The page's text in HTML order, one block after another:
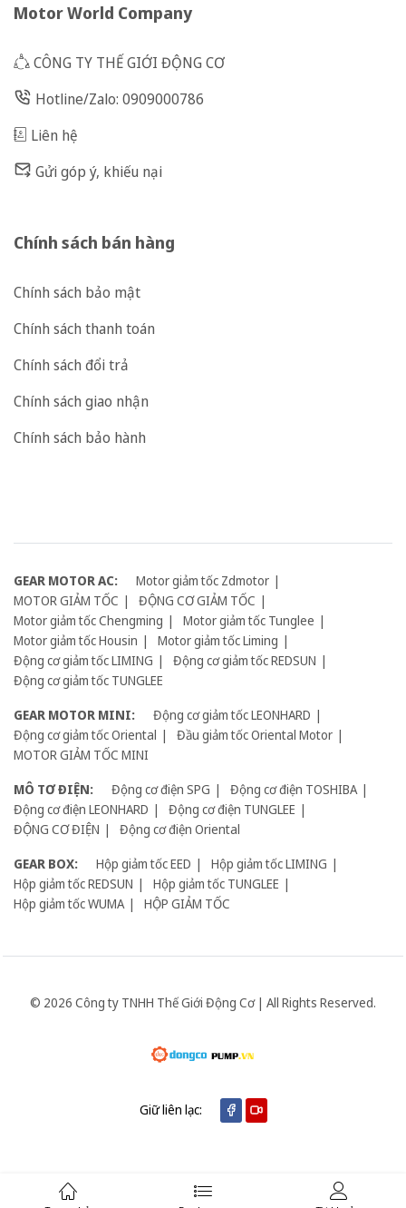
Motor World Company
CÔNG TY THẾ GIỚI ĐỘNG CƠ
Hotline/Zalo: 0909000786
Liên hệ
Gửi góp ý, khiếu nại
Chính sách bán hàng
Chính sách bảo mật
Chính sách thanh toán
Chính sách đổi trả
Chính sách giao nhận
Chính sách bảo hành
GEAR MOTOR AC:
Motor giảm tốc Zdmotor
MOTOR GIẢM TỐC
ĐỘNG CƠ GIẢM TỐC
Motor giảm tốc Chengming
Motor giảm tốc Tunglee
Motor giảm tốc Housin
Motor giảm tốc Liming
Động cơ giảm tốc LIMING
Động cơ giảm tốc REDSUN
Động cơ giảm tốc TUNGLEE
GEAR MOTOR MINI:
Động cơ giảm tốc LEONHARD
Động cơ giảm tốc Oriental
Đầu giảm tốc Oriental Motor
MOTOR GIẢM TỐC MINI
MÔ TƠ ĐIỆN:
Động cơ điện SPG
Động cơ điện TOSHIBA
Động cơ điện LEONHARD
Động cơ điện TUNGLEE
ĐỘNG CƠ ĐIỆN
Động cơ điện Oriental
GEAR BOX:
Hộp giảm tốc EED
Hộp giảm tốc LIMING
Hộp giảm tốc REDSUN
Hộp giảm tốc TUNGLEE
Hộp giảm tốc WUMA
HỘP GIẢM TỐC
© 2026 Công ty TNHH Thế Giới Động Cơ | All Rights Reserved.
Giữ liên lạc: